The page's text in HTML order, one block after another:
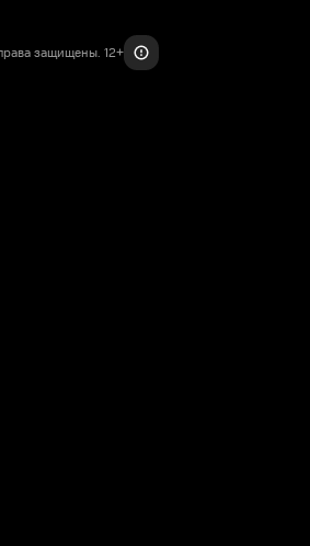
защищены. 12+